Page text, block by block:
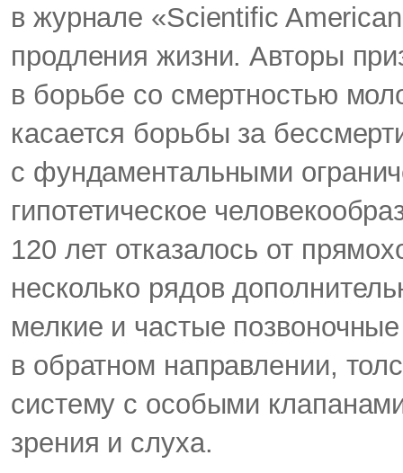
в журнале «Scientific
продления жизни. Авторы
в борьбе со смертностью
касается борьбы за
с фундаментальными
гипотетическое
120 лет отказалось от
несколько рядов
мелкие и частые
в обратном направлении, тол
систему с особыми
зрения и слуха.